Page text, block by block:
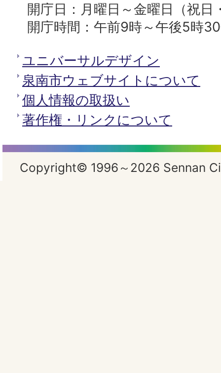
開庁日：月曜日～金曜日（祝日
開庁時間：午前9時～午後5時
ユニバーサルデザイン
泉南市ウェブサイトについて
個人情報の取扱い
著作権・リンクについて
Copyright© 1996～2026 Sennan